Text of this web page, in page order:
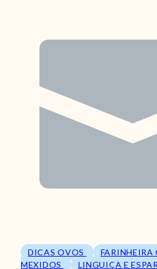
DICAS OVOS
FARINHEIRA
MEXIDOS
LINGUIÇA E